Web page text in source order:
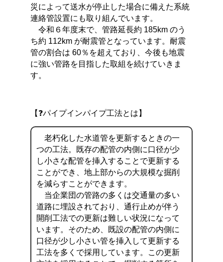
災によって送水が停止した場合に備えた系統
連絡管設置にも取り組んでいます。
令和６年度末で、管路延長約 185km のう
ち約 112km が耐震管となっています。耐震
管の割合は 60％を超えており、今後も地震
に強い管路を目指した取組を続けていきま
す。
【❓パイプインパイプ工法とは】
老朽化した水道管を更新するときの一
つの工法。既存の配管の内側に口径が少
し小さな配管を挿入することで更新する
ことができ、地上部からの大規模な掘削
を減らすことができます。
当企業団の管路の多くは交通量の多い
道路に埋設されており、通行止めが伴う
開削工法での更新は難しい状況になって
います。そのため、既設の配管の内側に
口径が少し小さい管を挿入して更新する
工法を多くで採用しています。この更新